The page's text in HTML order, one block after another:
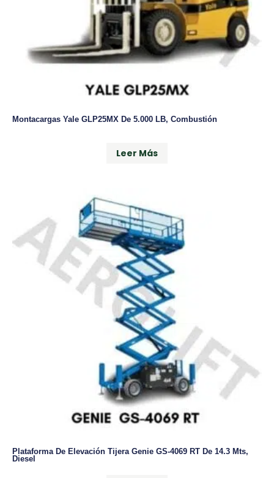
Montacargas Yale GLP25MX De 5.000 LB, Combustión
Leer Más
Plataforma De Elevación Tijera Genie GS-4069 RT De 14.3 Mts,
Diesel